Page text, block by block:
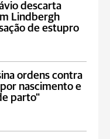
descarta
Lindbergh
de estupro
ordens contra
nascimento e
parto"